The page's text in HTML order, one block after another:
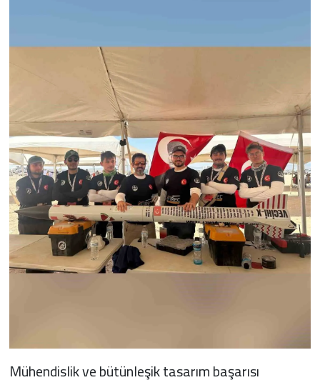
Mühendislik ve bütünleşik tasarım başarısı